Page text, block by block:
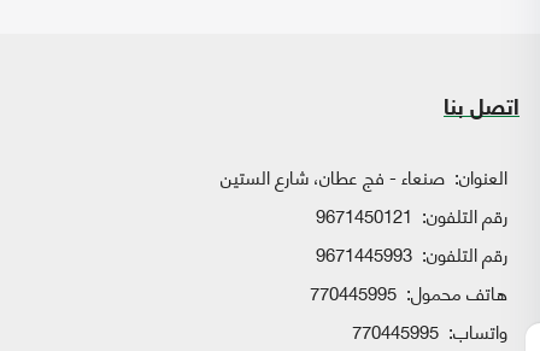
اتصل بنا
العنوان: صنعاء - فج عطان، شارع الستين
رقم التلفون: 9671450121
رقم التلفون: 9671445993
هاتف محمول: 770445995
واتساب: